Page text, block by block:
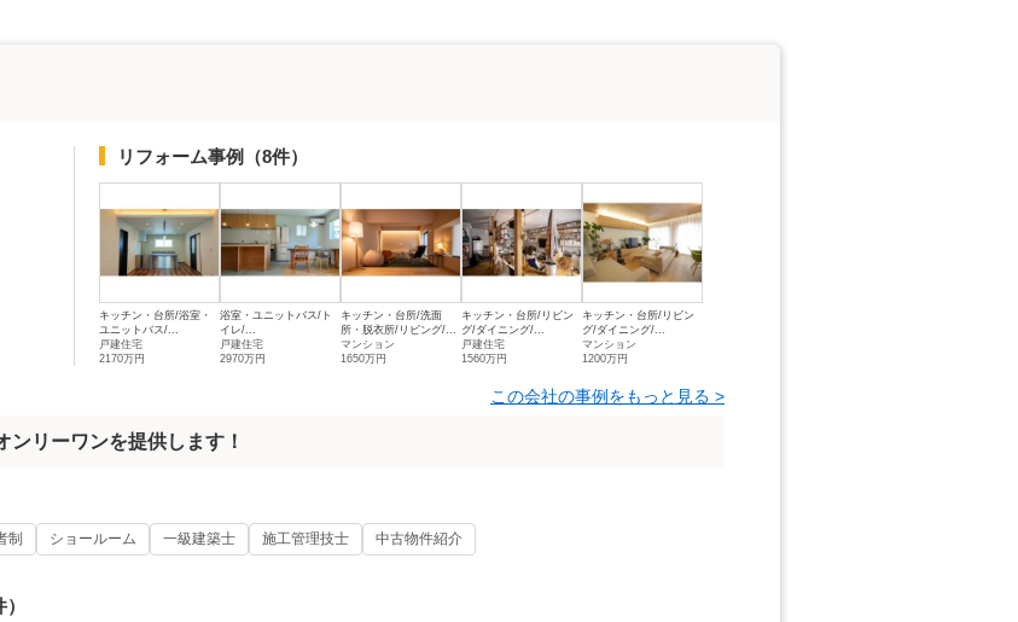
リフォーム事例 （8件）
キッチン・台所/浴室・
ユニットバス/...
戸建住宅
2170万円
浴室・ユニットバス/ト
イレ/...
戸建住宅
2970万円
キッチン・台所/洗面
所・脱衣所/リビング/...
マンション
1650万円
キッチン・台所/リビン
グ/ダイニング/...
戸建住宅
1560万円
キッチン・台所/リビン
グ/ダイニング/...
マンション
1200万円
この会社の事例をもっと見る >
リーワンを提供します！
制 ショールーム 一級建築士 施工管理技士 中古物件紹介